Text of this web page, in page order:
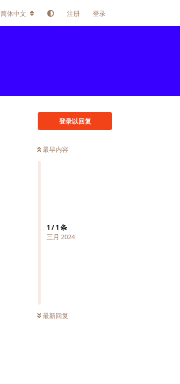
简体中文 注册 登录
登录以回复
最早内容
1 /1 条
三月 2024
最新回复